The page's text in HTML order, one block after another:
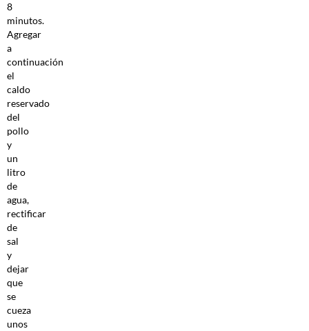
8
minutos.
Agregar
a
continuación
el
caldo
reservado
del
pollo
y
un
litro
de
agua,
rectificar
de
sal
y
dejar
que
se
cueza
unos